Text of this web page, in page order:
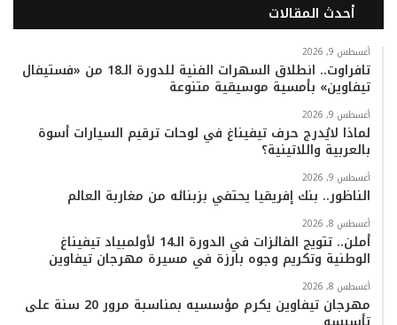
س
و
ك
ي
ر
ت
ي
و
ب
س
ت
ر
م
k
T
k
ت
ب
أحدث المقالات
أغسطس 9, 2026
تافراوت.. انطلاق السهرات الفنية للدورة الـ18 من «فستيفال
تيفاوين» بأمسية موسيقية متنوعة
أغسطس 9, 2026
لماذا لايُدرج حرف تيفيناغ في لوحات ترقيم السيارات أسوة
بالعربية واللاتينية؟
أغسطس 9, 2026
الناظور.. بنك إفريقيا يحتفي بزبنائه من مغاربة العالم
أغسطس 8, 2026
أملن.. تتويج الفائزات في الدورة الـ14 لأولمبياد تيفيناغ
الوطنية وتكريم وجوه بارزة في مسيرة مهرجان تيفاوين
أغسطس 8, 2026
مهرجان تيفاوين يكرم مؤسسيه بمناسبة مرور 20 سنة على